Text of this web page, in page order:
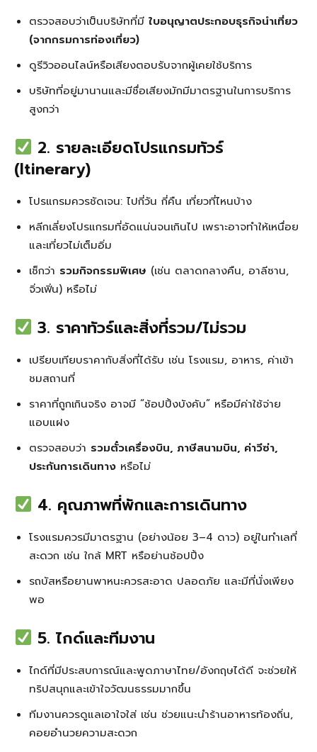
ตรวจสอบว่าเป็นบริษัทที่มี ใบอนุญาตประกอบธุรกิจนำเที่ยว
(จากกรมการท่องเที่ยว)
ดูรีวิวออนไลน์หรือเสียงตอบรับจากผู้เคยใช้บริการ
บริษัทที่อยู่มานานและมีชื่อเสียงมักมีมาตรฐานในการบริการ
สูงกว่า
2. รายละเอียดโปรแกรมทัวร์
(Itinerary)
โปรแกรมควรชัดเจน: ไปกี่วัน กี่คืน เที่ยวที่ไหนบ้าง
หลีกเลี่ยงโปรแกรมที่อัดแน่นจนเกินไป เพราะอาจทำให้เหนื่อย
และเที่ยวไม่เต็มอิ่ม
เช็กว่า รวมกิจกรรมพิเศษ (เช่น ตลาดกลางคืน, อาลีซาน,
จิ่วเฟิ่น) หรือไม่
3. ราคาทัวร์และสิ่งที่รวม/ไม่รวม
เปรียบเทียบราคากับสิ่งที่ได้รับ เช่น โรงแรม, อาหาร, ค่าเข้า
ชมสถานที่
ราคาที่ถูกเกินจริง อาจมี “ช้อปปิ้งบังคับ” หรือมีค่าใช้จ่าย
แอบแฝง
ตรวจสอบว่า รวมตั๋วเครื่องบิน, ภาษีสนามบิน, ค่าวีซ่า,
ประกันการเดินทาง หรือไม่
4. คุณภาพที่พักและการเดินทาง
โรงแรมควรมีมาตรฐาน (อย่างน้อย 3–4 ดาว) อยู่ในทำเลที่
สะดวก เช่น ใกล้ MRT หรือย่านช้อปปิ้ง
รถบัสหรือยานพาหนะควรสะอาด ปลอดภัย และมีที่นั่งเพียง
พอ
5. ไกด์และทีมงาน
ไกด์ที่มีประสบการณ์และพูดภาษาไทย/อังกฤษได้ดี จะช่วยให้
ทริปสนุกและเข้าใจวัฒนธรรมมากขึ้น
ทีมงานควรดูแลเอาใจใส่ เช่น ช่วยแนะนำร้านอาหารท้องถิ่น,
คอยอำนวยความสะดวก